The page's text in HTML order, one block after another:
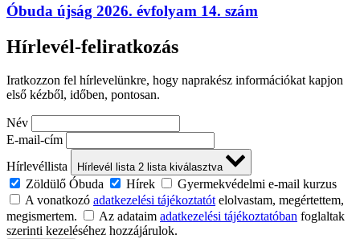
Óbuda újság 2026. évfolyam 14. szám
Hírlevél-feliratkozás
Iratkozzon fel hírlevelünkre, hogy naprakész információkat kapjon
első kézből, időben, pontosan.
Név
E-mail-cím
Hírlevéllista
Hírlevél lista 2 lista kiválasztva
Zöldülő Óbuda Hírek
Gyermekvédelmi e-mail kurzus
A vonatkozó adatkezelési tájékoztatótelolvastam, megértettem,
megismertem.
Az adataim adatkezelési tájékoztatóban foglaltak
szerinti kezeléséhez hozzájárulok.